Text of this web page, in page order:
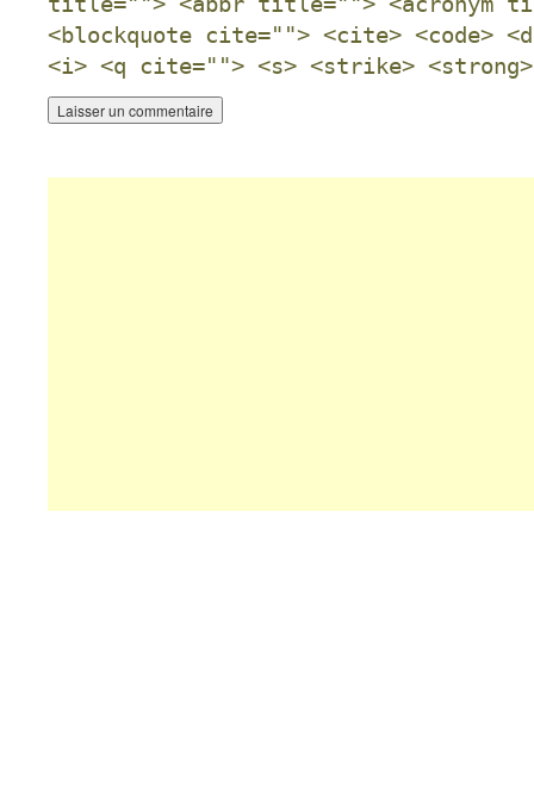
<blockquote cite=""> <cite> <code>
<i> <q cite=""> <s> <strike> <strong>